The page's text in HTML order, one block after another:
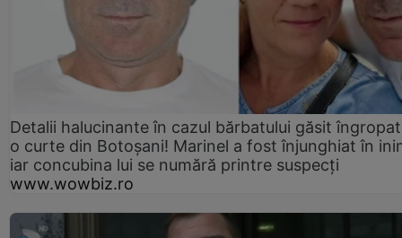
Detalii halucinante în cazul bărbatului găsit
o curte din Botoșani! Marinel a fost înjunghiat în
iar concubina lui se numără printre suspecți
www.wowbiz.ro